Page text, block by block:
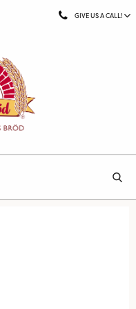
GIVE US A CALL!